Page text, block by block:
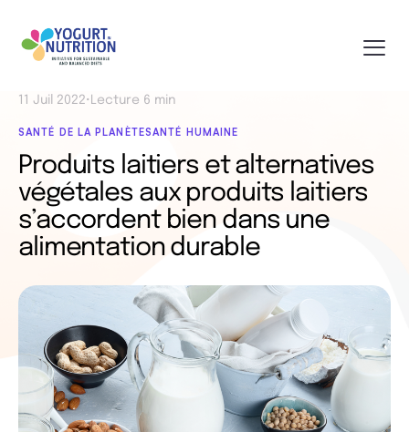
11 Juil 2022• Lecture 6 min
SANTÉ DE LA PLANÈTESANTÉ HUMAINE
Produits laitiers et alternatives
végétales aux produits laitiers
s’accordent bien dans une
alimentation durable